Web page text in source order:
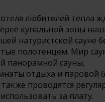
любителей тепла
купальной зоны
натуристской сауне
полотенцем. Мир
панорамной сауны,
отдыха и паровой
проводятся
за плату.